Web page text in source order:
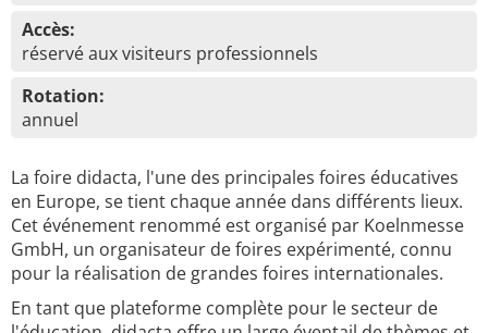
Accès:
réservé aux visiteurs professionnels
Rotation:
annuel
La foire didacta, l'une des principales foires éducatives
en Europe, se tient chaque année dans différents lieux.
Cet événement renommé est organisé par Koelnmesse
GmbH, un organisateur de foires expérimenté, connu
pour la réalisation de grandes foires internationales.
En tant que plateforme complète pour le secteur de